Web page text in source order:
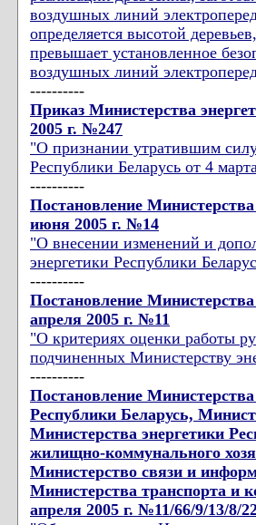
воздушных линий
определяется высотой
превышает установленное
воздушных линий
----------
Приказ Министерства
2005 г. №247
"О признании утратившим
Республики Беларусь от 4
----------
Постановление
июня 2005 г. №14
"О внесении изменений и
энергетики Республики
----------
Постановление
апреля 2005 г. №11
"О критериях оценки работы
подчиненных Министерству
----------
Постановление
Республики Беларусь,
Министерства энергетики
жилищно-коммунального
Министерство связи и
Министерства транспорта и
апреля 2005 г. №11/66/9/13/8/